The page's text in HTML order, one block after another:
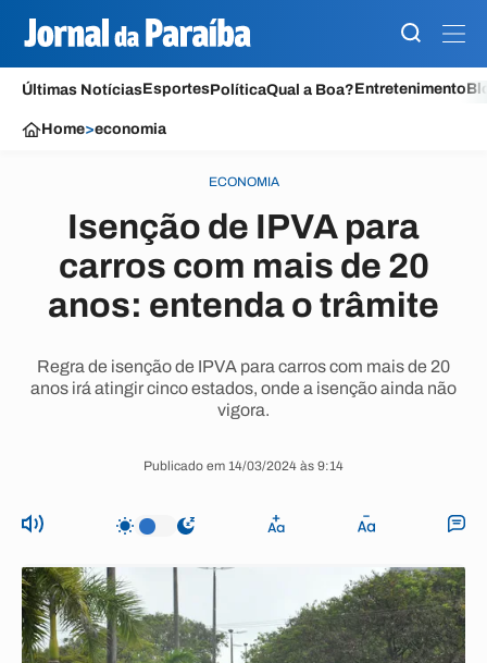
Últimas NotíciasEsportesPolíticaQual a Boa?Entretenimento
Home>economia
ECONOMIA
Isenção de IPVA para
carros com mais de 20
anos: entenda o trâmite
Regra de isenção de IPVA para carros com mais de 20
anos irá atingir cinco estados, onde a isenção ainda não
vigora.
Publicado em 14/03/2024 às 9:14